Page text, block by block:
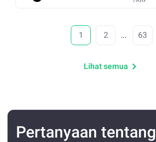
1 2 ... 63
Lihat semua
Pertanyaan tentang